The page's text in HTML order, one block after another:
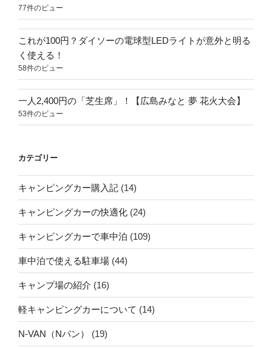
77件のビュー
これが100円？ダイソーの電球型LEDライトが意外と明る
く使える！
58件のビュー
一人2,400円の「芝生席」！【広島みなと 夢 花火大会】
53件のビュー
カテゴリー
キャンピングカー購入記 (14)
キャンピングカーの快適化 (24)
キャンピングカーで車中泊 (109)
車中泊で使える駐車場 (44)
キャンプ場の紹介 (16)
軽キャンピングカーについて (14)
N-VAN（Nバン） (19)